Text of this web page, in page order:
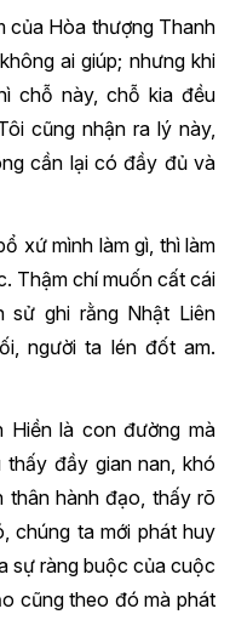
của Hòa thượng Thanh
ai giúp; nhưng khi
chỗ này, chỗ kia đều
cũng nhận ra lý này,
cần lại có đầy đủ và
xứ mình làm gì, thì làm
Thậm chí muốn cất cái
sử ghi rằng Nhật Liên
người ta lén đốt am.
Hiền là con đường mà
đầy gian nan, khó
thân hành đạo, thấy rõ
chúng ta mới phát huy
sự ràng buộc của cuộc
cũng theo đó mà phát